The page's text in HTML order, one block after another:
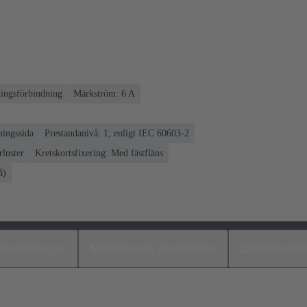
Märkström: ‌6 A
Prestandanivå: 1, enligt IEC 60603-2
Kretskortsfixering: Med fästfläns